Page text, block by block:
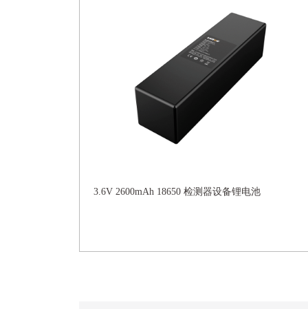
3.6V 2600mAh 18650 检测器设备锂电池